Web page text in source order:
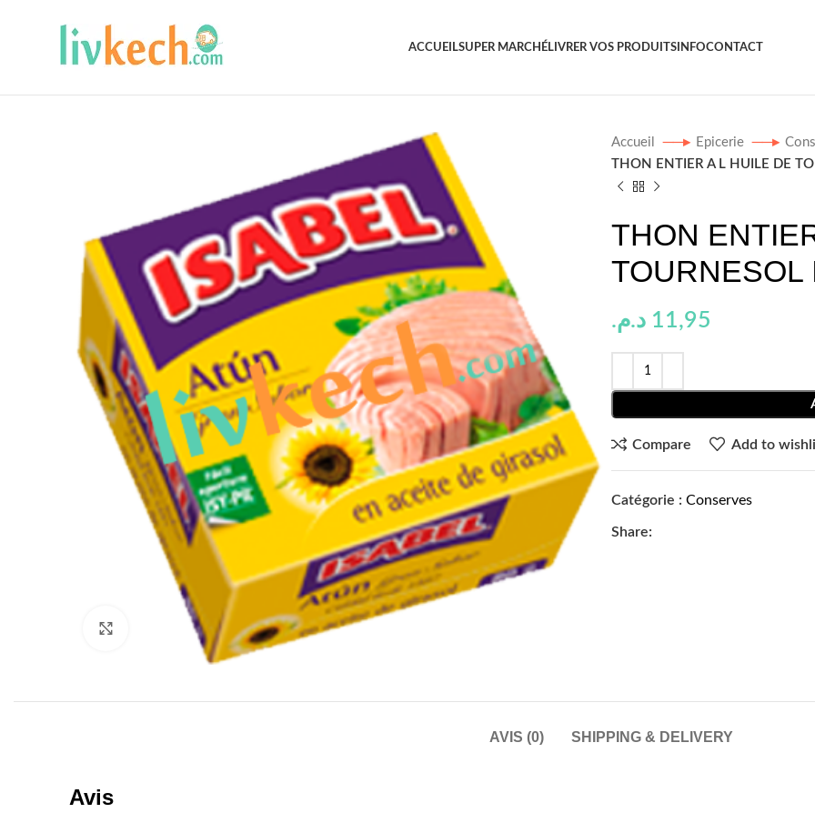
ACCUEILSUPER MARCHÉ LIVRER VOS PRODUITS INFOCONTACT
Click to enlarge
Accueil Epicerie
THON ENTIER A L HUILE DE
THON
TOURNESOL
11,95 د.م.
Compare Add to
Catégorie : Conserves
Share:
AVIS (0) SHIPPING & DELIVERY
Avis